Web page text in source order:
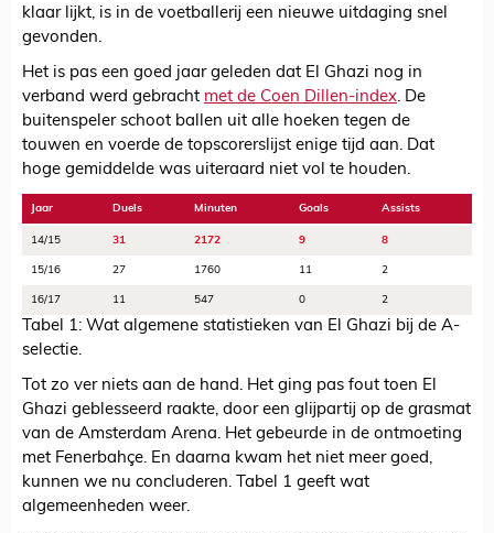
klaar lijkt, is in de voetballerij een nieuwe uitdaging snel
gevonden.
Het is pas een goed jaar geleden dat El Ghazi nog in
verband werd gebracht met de Coen Dillen-index. De
buitenspeler schoot ballen uit alle hoeken tegen de
touwen en voerde de topscorerslijst enige tijd aan. Dat
hoge gemiddelde was uiteraard niet vol te houden.
Jaar Duels Minuten Goals Assists
14/15 31 2172 9 8
15/16 27 1760 11 2
16/17 11 547 0 2
Tabel 1: Wat algemene statistieken van El Ghazi bij de A-
selectie.
Tot zo ver niets aan de hand. Het ging pas fout toen El
Ghazi geblesseerd raakte, door een glijpartij op de grasmat
van de Amsterdam Arena. Het gebeurde in de ontmoeting
met Fenerbahçe. En daarna kwam het niet meer goed,
kunnen we nu concluderen. Tabel 1 geeft wat
algemeenheden weer.